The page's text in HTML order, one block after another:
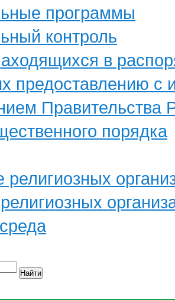
программы
контроль
в
предоставлению с
порядка
Найти